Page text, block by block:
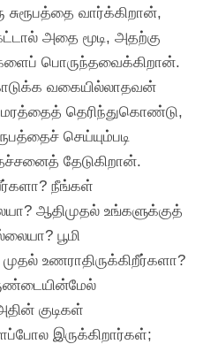
வார்க்கிறான்,
அதை மூடி, அதற்கு
பொருந்தவைக்கிறான்.
வகையில்லாதவன்
மரத்தைத் தெரிந்துகொண்டு,
செய்யும்படி
தேடுகிறான்.
நீங்கள்
ஆதிமுதல் உங்களுக்குத்
பூமி
உணராதிருக்கிறீர்களா?
குடிகள்
இருக்கிறார்கள்;